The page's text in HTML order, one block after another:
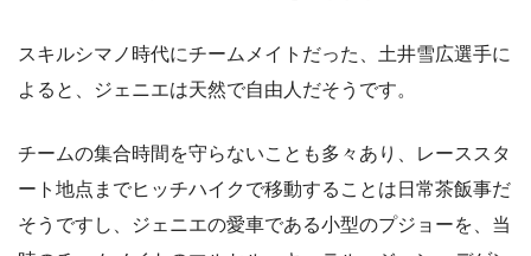
スキルシマノ時代にチームメイトだった、土井雪広選手に
よると、ジェニエは天然で自由人だそうです。
チームの集合時間を守らないことも多々あり、レーススタ
ート地点までヒッチハイクで移動することは日常茶飯事だ
そうですし、ジェニエの愛車である小型のプジョーを、当